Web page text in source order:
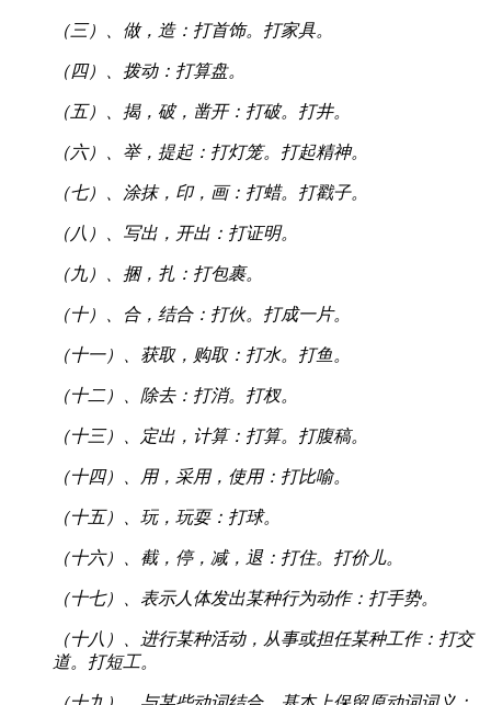
（三）、做，造：打首饰。打家具。
（四）、拨动：打算盘。
（五）、揭，破，凿开：打破。打井。
（六）、举，提起：打灯笼。打起精神。
（七）、涂抹，印，画：打蜡。打戳子。
（八）、写出，开出：打证明。
（九）、捆，扎：打包裹。
（十）、合，结合：打伙。打成一片。
（十一）、获取，购取：打水。打鱼。
（十二）、除去：打消。打杈。
（十三）、定出，计算：打算。打腹稿。
（十四）、用，采用，使用：打比喻。
（十五）、玩，玩耍：打球。
（十六）、截，停，减，退：打住。打价儿。
（十七）、表示人体发出某种行为动作：打手势。
（十八）、进行某种活动，从事或担任某种工作：打交
道。打短工。